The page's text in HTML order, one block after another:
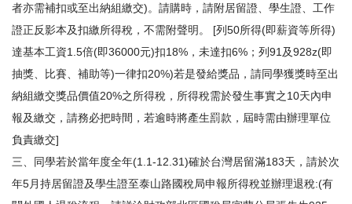
者亦需補扣或至出納組繳交)。請購時，請附居留證、學生證、工作
證正反影本及扣繳所得稅，不需附聲明。 [列50所得(即薪資等所得)
達基本工資1.5倍(即36000元)扣18%，未達扣6%；列91及928z(即
抽獎、比賽、補助等)一律扣20%)若是發給獎品，請同學獲獎時至出
納組繳交獎品價值20%之所得稅，所得稅需於發生事實之10天內申
報及繳交，請務必把時間，若逾時將產生罰款，屆時需由辦理單位
負責繳交]
三、同學若於當年度全年(1.1-12.31)確於台灣居留滿183天，請於次
年5月持居留證及學生證至泰山路國稅局申報所得稅並辦理退稅:(有